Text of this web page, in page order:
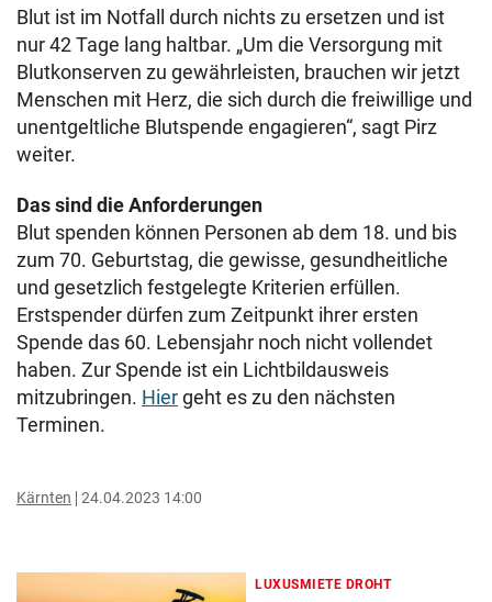
Blut ist im Notfall durch nichts zu ersetzen und ist
nur 42 Tage lang haltbar. „Um die Versorgung mit
Blutkonserven zu gewährleisten, brauchen wir jetzt
Menschen mit Herz, die sich durch die freiwillige und
unentgeltliche Blutspende engagieren“, sagt Pirz
weiter.
Das sind die Anforderungen
Blut spenden können Personen ab dem 18. und bis
zum 70. Geburtstag, die gewisse, gesundheitliche
und gesetzlich festgelegte Kriterien erfüllen.
Erstspender dürfen zum Zeitpunkt ihrer ersten
Spende das 60. Lebensjahr noch nicht vollendet
haben. Zur Spende ist ein Lichtbildausweis
mitzubringen. Hiergeht es zu den nächsten
Terminen.
Kärnten 24.04.2023 14:00
LUXUSMIETE DROHT